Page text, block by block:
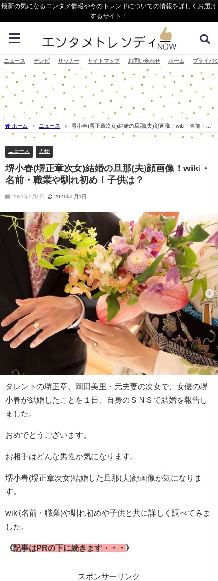
最新の気になるエンタメ情報や今のトレンドについての情報を詳しくお届け
するサイト！
ニュース テレビ サッカー サイトマップ お問い合わせ ホーム プライバ
ホーム ニュース
堺小春(堺正章次女)結婚の旦那(夫)顔画像！wiki・名前・職
業や馴れ初め！子供は？
ニュース 人物
堺小春(堺正章次女)結婚の旦那(夫)顔画像！wiki・
名前・職業や馴れ初め！子供は？
2021年9月1日 2021年9月1日
タレントの堺正章、岡田美里・元夫妻の次女で、女優の堺
小春が結婚したことを１日、自身のＳＮＳで結婚を報告し
ました。
おめでとうございます。
お相手はどんな男性か気になります。
堺小春(堺正章次女)結婚した旦那(夫)顔画像が気になりま
す。
wiki(名前・職業)や馴れ初めや子供と共に詳しく調べてみま
した。
《記事はPRの下に続きます・・・ 》
スポンサーリンク